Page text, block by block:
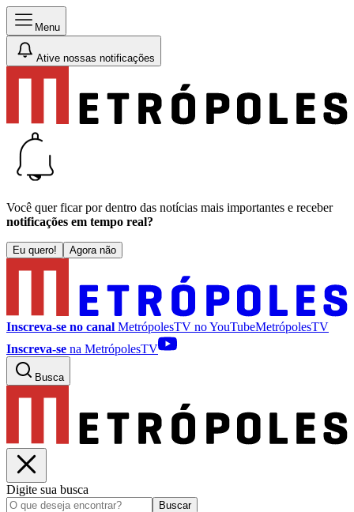
Menu
Ative nossas notificações
Você quer ficar por dentro das notícias mais importantes e receber
notificações em tempo real?
Eu quero! Agora não
Inscreva-se no canal MetrópolesTV noYouTubeMetrópolesTV
Inscreva-se na MetrópolesTV
Busca
Digite sua busca
Buscar